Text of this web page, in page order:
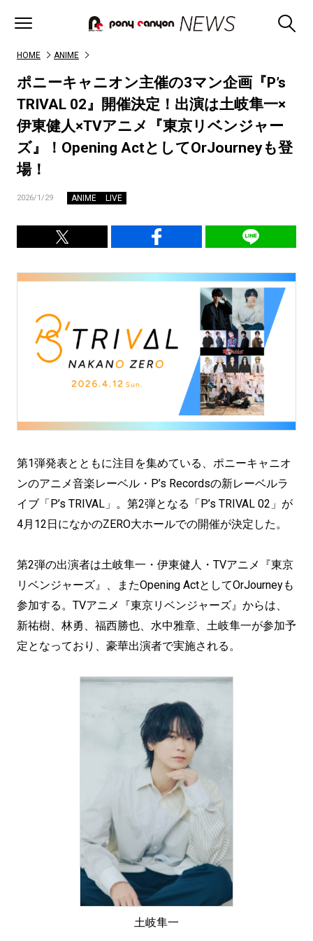
HOME ANIME
ポニーキャニオン主催の3マン企画『P’s
TRIVAL 02』開催決定！出演は土岐隼一×
伊東健人×TVアニメ『東京リベンジャー
ズ』！Opening ActとしてOrJourneyも登
場！
2026/1/29 ANIME LIVE
第1弾発表とともに注目を集めている、ポニーキャニオ
ンのアニメ音楽レーベル・P’s Recordsの新レーベルラ
イブ「P’s TRIVAL」。第2弾となる「P’s TRIVAL 02」が
4月12日になかのZERO大ホールでの開催が決定した。
第2弾の出演者は土岐隼一・伊東健人・TVアニメ『東京
リベンジャーズ』、またOpening ActとしてOrJourneyも
参加する。TVアニメ『東京リベンジャーズ』からは、
新祐樹、林勇、福西勝也、水中雅章、土岐隼一が参加予
定となっており、豪華出演者で実施される。
土岐隼一